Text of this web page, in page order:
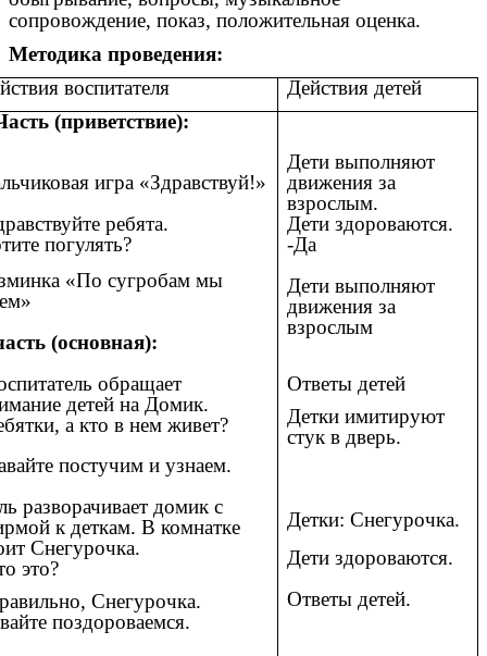
сопровождение, показ, положительная оценка.
Методика проведения:
воспитателя
Действия детей
(приветствие):
игра «Здравствуй!»
ребята.
погулять?
«По сугробам мы
(основная):
обращает
детей на Домик.
а кто в нем живет?
постучим и узнаем.
разворачивает домик с
к деткам. В комнатке
Снегурочка.
это?
Снегурочка.
поздороваемся.
Дети выполняют
движения за
взрослым.
Дети здороваются.
-Да
Дети выполняют
движения за
взрослым
Ответы детей
Детки имитируют
стук в дверь.
Детки: Снегурочка.
Дети здороваются.
Ответы детей.